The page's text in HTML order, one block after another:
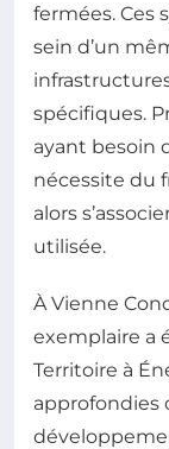
fermées. Ces
sein d’un
spécifiques.
ayant besoin
nécessite du
alors
utilisée.
À Vienne
exemplaire a
Territoire à
approfondies